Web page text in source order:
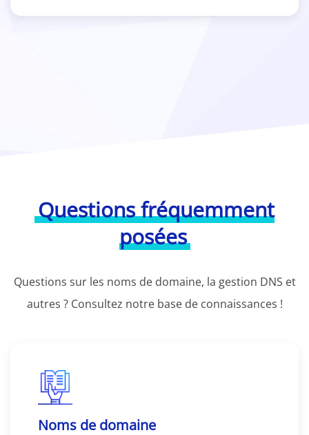
Questions fréquemment
posées
Questions sur les noms de domaine, la gestion DNS et
autres ? Consultez notre base de connaissances !
Noms de domaine